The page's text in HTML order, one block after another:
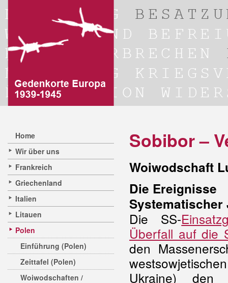
Home
Wir über uns
Frankreich
Griechenland
Italien
Litauen
Polen
Einführung (Polen)
Zeittafel (Polen)
Woiwodschaften /
Sobibor –
Woiwodschaft
Die Ereignisse
Systematischer
Die SS-
Überfall auf die
den
Ukraine) den